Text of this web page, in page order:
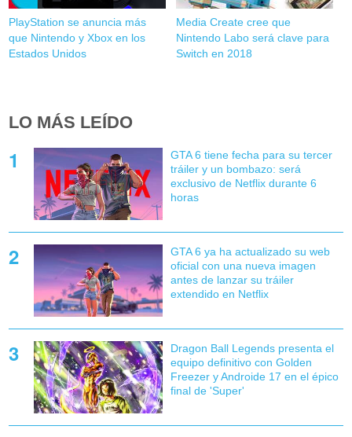
PlayStation se anuncia más
que Nintendo y Xbox en los
Estados Unidos
Media Create cree que
Nintendo Labo será clave para
Switch en 2018
LO MÁS LEÍDO
GTA 6 tiene fecha para su tercer
tráiler y un bombazo: será
exclusivo de Netflix durante 6
horas
GTA 6 ya ha actualizado su web
oficial con una nueva imagen
antes de lanzar su tráiler
extendido en Netflix
Dragon Ball Legends presenta el
equipo definitivo con Golden
Freezer y Androide 17 en el épico
final de 'Super'